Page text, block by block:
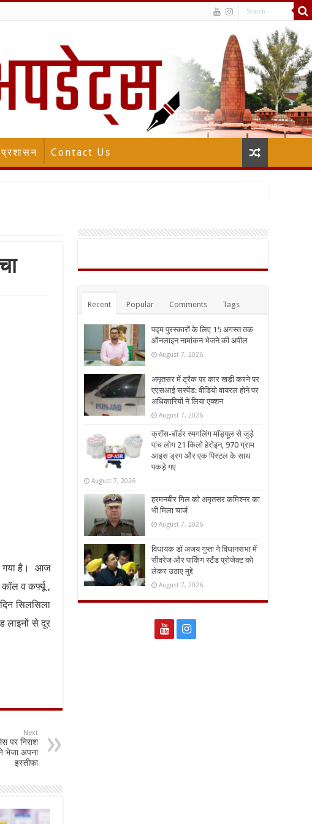
प्रशासन Contact Us
गया है। आज
व कर्फ्यू ,
सिलसिला
लाइनों से दूर
Next
पर निराश
भेजा अपना
इस्तीफा
Recent Popular Comments Tags
पद्म पुरस्कारों के लिए 15 अगस्त तक
ऑनलाइन नामांकन भेजने की अपील
August 7, 2026
अमृतसर में ट्रैक पर कार खड़ी करने पर
एएसआई सस्पेंड: वीडियो वायरल होने पर
अधिकारियों ने लिया एक्शन
August 7, 2026
क्रॉस-बॉर्डर स्मगलिंग मॉड्यूल से जुड़े
पांच लोग 21 किलो हेरोइन, 970 ग्राम
आइस ड्रग और एक पिस्टल के साथ
पकड़े गए
August 7, 2026
हरमनबीर गिल को अमृतसर कमिश्नर का
भी मिला चार्ज
August 7, 2026
विधायक डॉ अजय गुप्ता ने विधानसभा में
सीवरेज और पार्किंग स्टैंड प्रोजेक्ट को
लेकर उठाए मुद्दे
August 7, 2026